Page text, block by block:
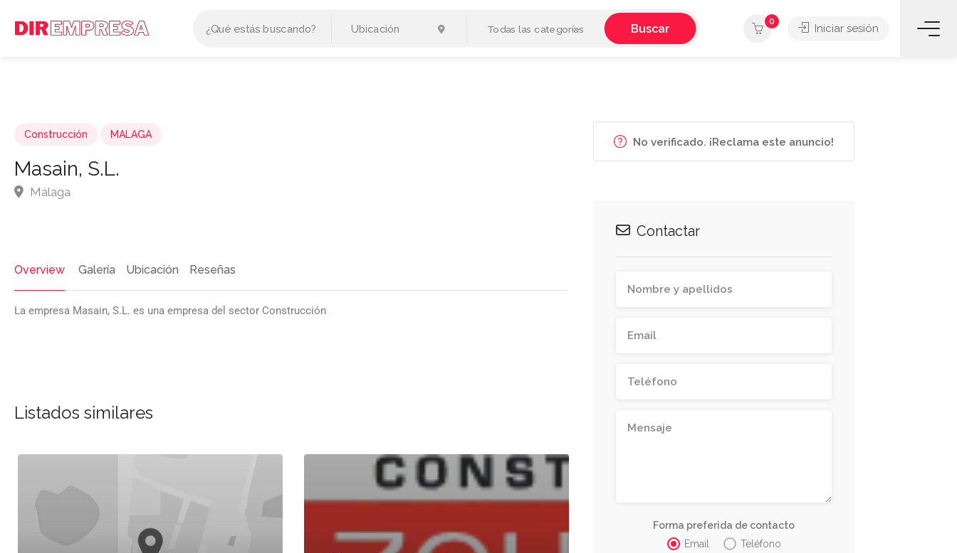
Todas las categorías Buscar 0
Iniciar sesión
Construcción MALAGA
Masain, S.L.
Málaga
Overview Galería Ubicación Reseñas
La empresa Masain, S.L. es una empresa del sector Construcción
Listados similares
No verificado. ¡Reclama este anuncio!
Contactar
Forma preferida de contacto
Email
Teléfono